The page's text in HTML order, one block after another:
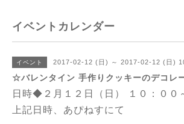
イベントカレンダー
イベント 2017-02-12 (日) ～ 2017-02-12 (日)
☆バレンタイン 手作りクッキーのデコレ
日時◆２月１２日（日） １０：００
上記日時、あぴねすにて